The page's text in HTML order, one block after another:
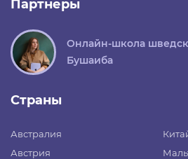
Партнеры
Онлайн-школа
Бушаиба
Страны
Австралия
Австрия